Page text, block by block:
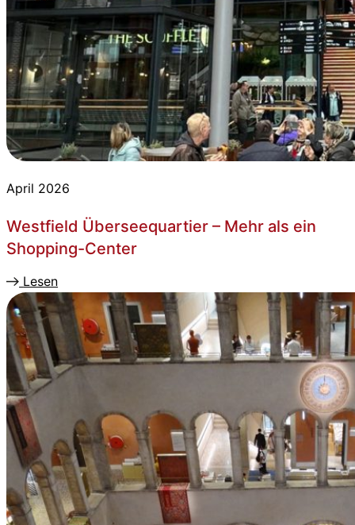
April 2026
Westfield Überseequartier – Mehr als ein
Shopping-Center
Lesen